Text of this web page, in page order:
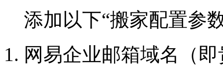
添加以下“搬家配置参
网易企业邮箱域名（